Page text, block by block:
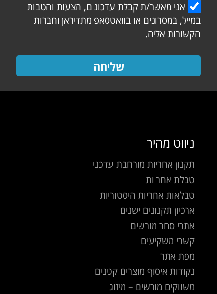
אני מאשר/ת קבלת עדכונים, הצעות והטבות
במייל, במסרונים או בוואטסאפ מתדיראן וחברות
הקשורות אליה.
שליחה
ניווט מהיר
תקנון אחריות מורחבת עדכני
טבלת אחריות
טבלאות אחריות היסטוריות
ארכיון תקנונים ישנים
אתרי סחר מורשים
קשרי משקיעים
מפת אתר
נקודות איסוף מוצרים קטנים
משווקים מורשים – מיזוג